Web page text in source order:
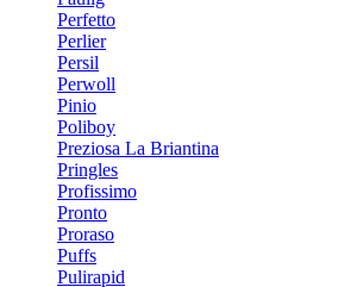
Perfetto
Perlier
Persil
Perwoll
Pinio
Poliboy
Preziosa La Briantina
Pringles
Profissimo
Pronto
Proraso
Puffs
Pulirapid